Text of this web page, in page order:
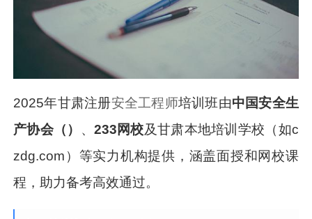
2025年甘肃注册安全工程师培训班由中国安全生
产协会（）
、 233网校及甘肃本地培训学校（如c
zdg.com）等实力机构提供，涵盖面授和网校课
程，助力备考高效通过。